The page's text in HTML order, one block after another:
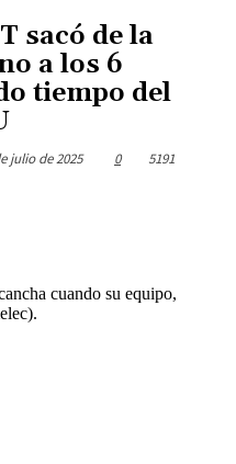
sacó de la
a los 6
tiempo del
julio de 2025 0 5191